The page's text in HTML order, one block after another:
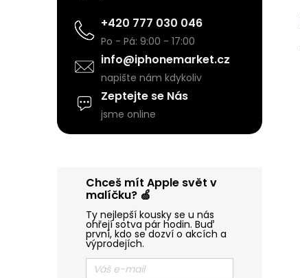
n
+420 777 030 046
Po - Pá: 9:00 - 17:00
info@iphonemarket.cz
napište nám kdykoliv
Zeptejte se Nás
jsme online
Chceš mít Apple svět v
malíčku? 🍏
Ty nejlepší kousky se u nás
ohřejí sotva pár hodin. Buď
první, kdo se dozví o akcích a
výprodejích.